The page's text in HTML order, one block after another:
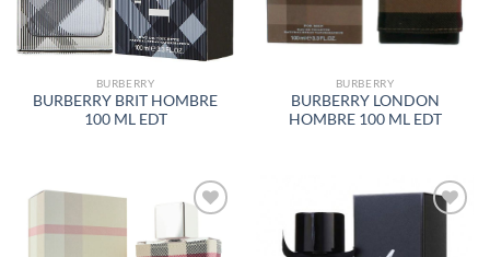
BURBERRY
BURBERRY BRIT HOMBRE
100 ML EDT
BURBERRY
BURBERRY LONDON
HOMBRE 100 ML EDT
AÑADIR
A LA